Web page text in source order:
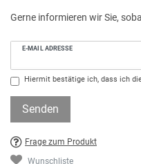
Gerne informieren wir Sie,
E-MAIL ADRESSE
Hiermit bestätige ich, dass ich
Senden
Frage zum Produkt
Wunschliste